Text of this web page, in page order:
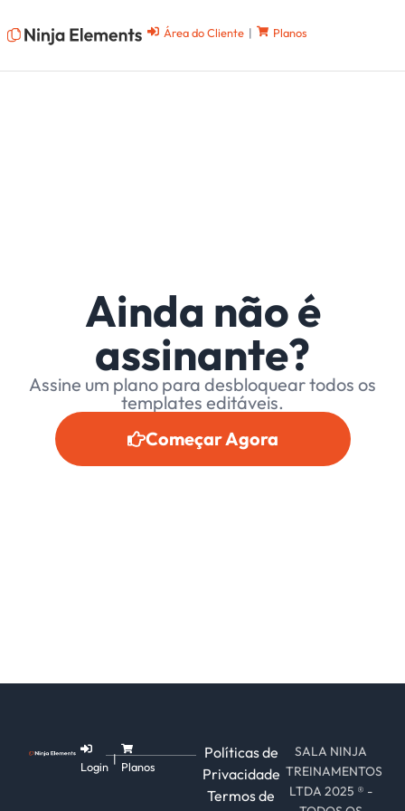
Área do Cliente | Planos
Ainda não é
assinante?
Assine um plano para desbloquear todos os
templates editáveis.
Começar Agora
Login
|
Planos
Políticas de
Privacidade
Termos de
SALA NINJA
TREINAMENTOS
LTDA 2025 ® -